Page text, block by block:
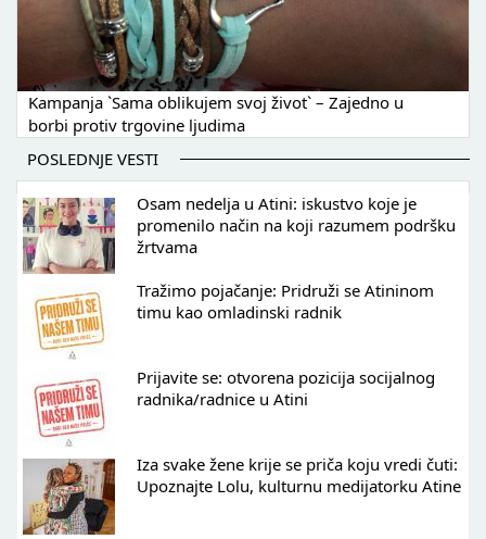
Kampanja `Sama oblikujem svoj život` – Zajedno u
borbi protiv trgovine ljudima
POSLEDNJE VESTI
Osam nedelja u Atini: iskustvo koje je
promenilo način na koji razumem podršku
žrtvama
Tražimo pojačanje: Pridruži se Atininom
timu kao omladinski radnik
Prijavite se: otvorena pozicija socijalnog
radnika/radnice u Atini
Iza svake žene krije se priča koju vredi čuti:
Upoznajte Lolu, kulturnu medijatorku Atine